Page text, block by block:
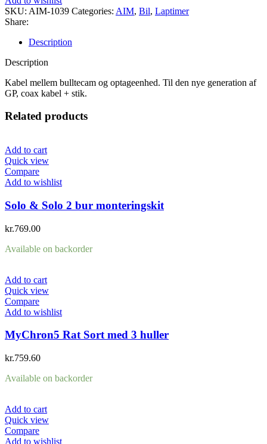
R2.2
2
meter
quantity
SKU: AIM-1039 Categories: AIM, Bil, Laptimer
Share:
Description
Description
Kabel mellem bulltecam og optageenhed. Til den nye generation af
GP, coax kabel + stik.
Related products
Add to cart
Quick view
Compare
Add to wishlist
Solo & Solo 2 bur monteringskit
kr.769.00
Available on backorder
Add to cart
Quick view
Compare
Add to wishlist
MyChron5 Rat Sort med 3 huller
kr.759.60
Available on backorder
Add to cart
Quick view
Compare
Add to wishlist